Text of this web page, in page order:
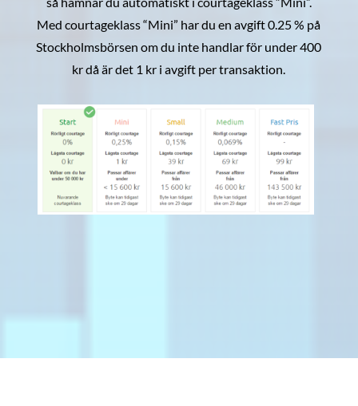
Med courtageklass “Mini” har du en avgift 0.25 % på
Stockholmsbörsen om du inte handlar för under 400
kr då är det 1 kr i avgift per transaktion.